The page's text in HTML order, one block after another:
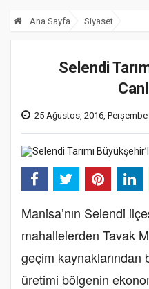
Ana Sayfa Siyaset
Selendi
25 Ağustos, 2016, Perşembe
Manisa’nın Selendi
mahallelerden Tavak
geçim kaynaklarından
üretimi bölgenin